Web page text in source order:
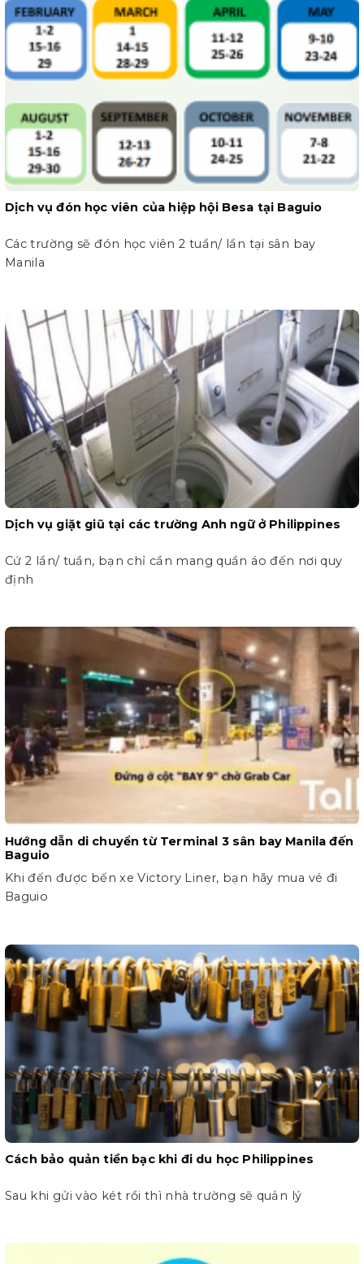
Dịch vụ đón học viên của hiệp hội Besa tại Baguio
Các trường sẽ đón học viên 2 tuần/ lần tại sân bay
Manila
Dịch vụ giặt giũ tại các trường Anh ngữ ở Philippines
Cứ 2 lần/ tuần, bạn chỉ cần mang quần áo đến nơi quy
định
Hướng dẫn di chuyển từ Terminal 3 sân bay Manila đến
Baguio
Khi đến được bến xe Victory Liner, bạn hãy mua vé đi
Baguio
Cách bảo quản tiền bạc khi đi du học Philippines
Sau khi gửi vào két rồi thì nhà trường sẽ quản lý